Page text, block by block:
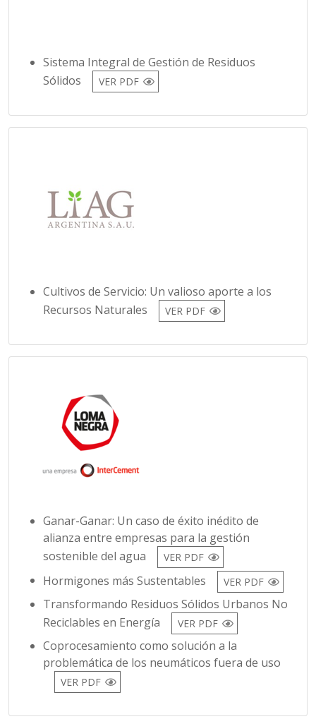
Sistema Integral de Gestión de Residuos
Sólidos
VER PDF
Cultivos de Servicio: Un valioso aporte a los
Recursos Naturales
VER PDF
Ganar-Ganar: Un caso de éxito inédito de
alianza entre empresas para la gestión
sostenible del agua
VER PDF
Hormigones más Sustentables VER PDF
Transformando Residuos Sólidos Urbanos No
Reciclables en Energía
VER PDF
Coprocesamiento como solución a la
problemática de los neumáticos fuera de uso
VER PDF